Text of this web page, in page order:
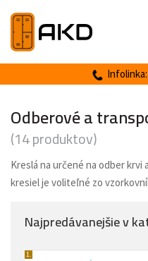
Infolinka:
Odberové a
(14 produktov)
Kreslá na určené na odber
kresiel je voliteľné zo
Najpredávanejšie v
1.